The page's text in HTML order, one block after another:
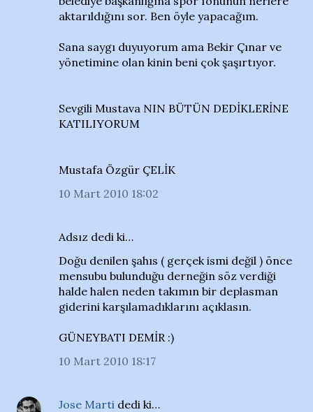
aktarıldığını sor. Ben öyle yapacağım.
Sana saygı duyuyorum ama Bekir Çınar ve
yönetimine olan kinin beni çok şaşırtıyor.
Sevgili Mustava NIN BÜTÜN DEDİKLERİNE
KATILIYORUM
Mustafa Özgür ÇELİK
10 Mart 2010 18:02
Adsız dedi ki…
Doğu denilen şahıs ( gerçek ismi değil ) önce
mensubu bulunduğu derneğin söz verdiği
halde halen neden takımın bir deplasman
giderini karşılamadıklarını açıklasın.
GÜNEYBATI DEMİR :)
10 Mart 2010 18:17
Jose Marti dedi ki…